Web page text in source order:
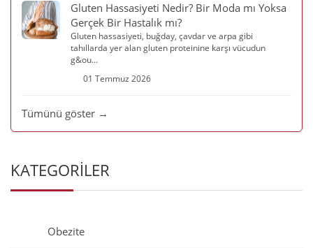
Gluten Hassasiyeti Nedir? Bir Moda mı Yoksa
Gerçek Bir Hastalık mı?
Gluten hassasiyeti, buğday, çavdar ve arpa gibi
tahıllarda yer alan gluten proteinine karşı vücudun
g&ou...
01 Temmuz 2026
Tümünü göster →
KATEGORİLER
Obezite